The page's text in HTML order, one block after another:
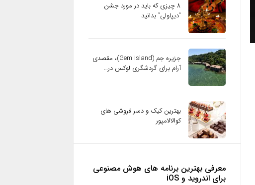
۸ چیزی که باید در مورد جشن
“دیپاولی” بدانید
جزیره جم (Gem Island)، مقصدی
آرام برای گردشگری لوکس در…
بهترین کیک و دسر فروشی های
کوالالامپور
معرفی بهترین برنامه های هوش مصنوعی
برای اندروید و iOS